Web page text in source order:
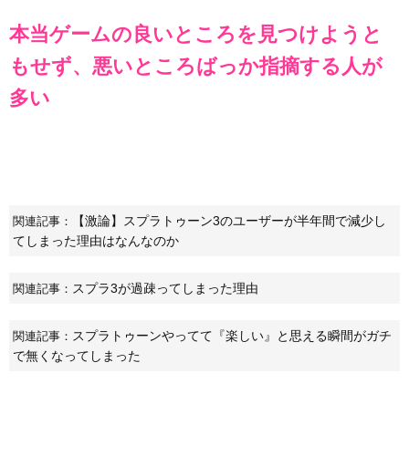
本当ゲームの良いところを見つけようと
もせず、悪いところばっか指摘する人が
多い
関連記事：
【激論】スプラトゥーン3のユーザーが半年間で減少し
てしまった理由はなんなのか
関連記事： スプラ3が過疎ってしまった理由
関連記事： スプラトゥーンやってて『楽しい』と思える瞬間がガチ
で無くなってしまった